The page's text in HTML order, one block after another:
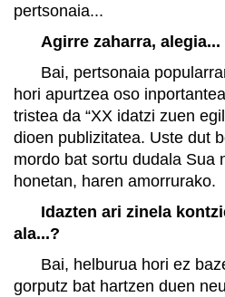
pertsonaia...
Agirre zaharra, alegia...
Bai, pertsonaia
hori apurtzea oso
tristea da “XX idatzi zuen
dioen publizitatea. Uste dut
mordo bat sortu dudala Sua
honetan, haren amorrurako.
Idazten ari zinela
ala...?
Bai, helburua hori ez
gorputz bat hartzen duen